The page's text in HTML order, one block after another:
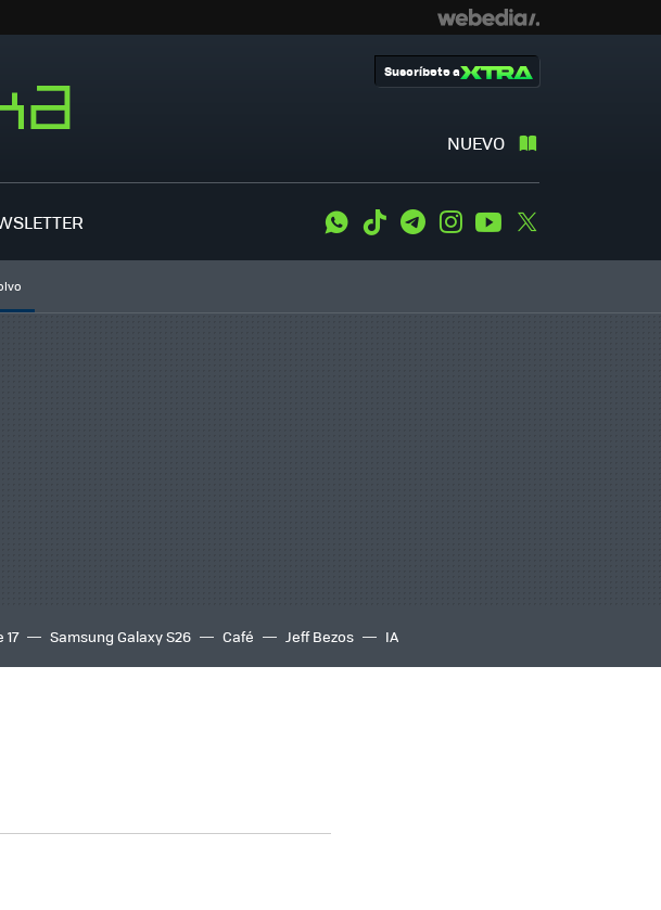
NUEVO
Suscríbete a
WhatsApp
Tiktok TelegramInstagramYoutube
17 Samsung Galaxy S26 Café Jeff Bezos IA